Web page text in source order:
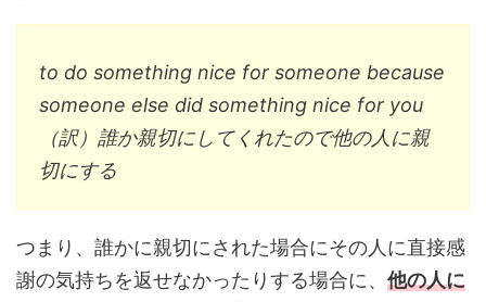
to do something nice for someone because
someone else did something nice for you
（訳）誰か親切にしてくれたので他の人に親
切にする
つまり、誰かに親切にされた場合にその人に直接感
謝の気持ちを返せなかったりする場合に、 他の人に